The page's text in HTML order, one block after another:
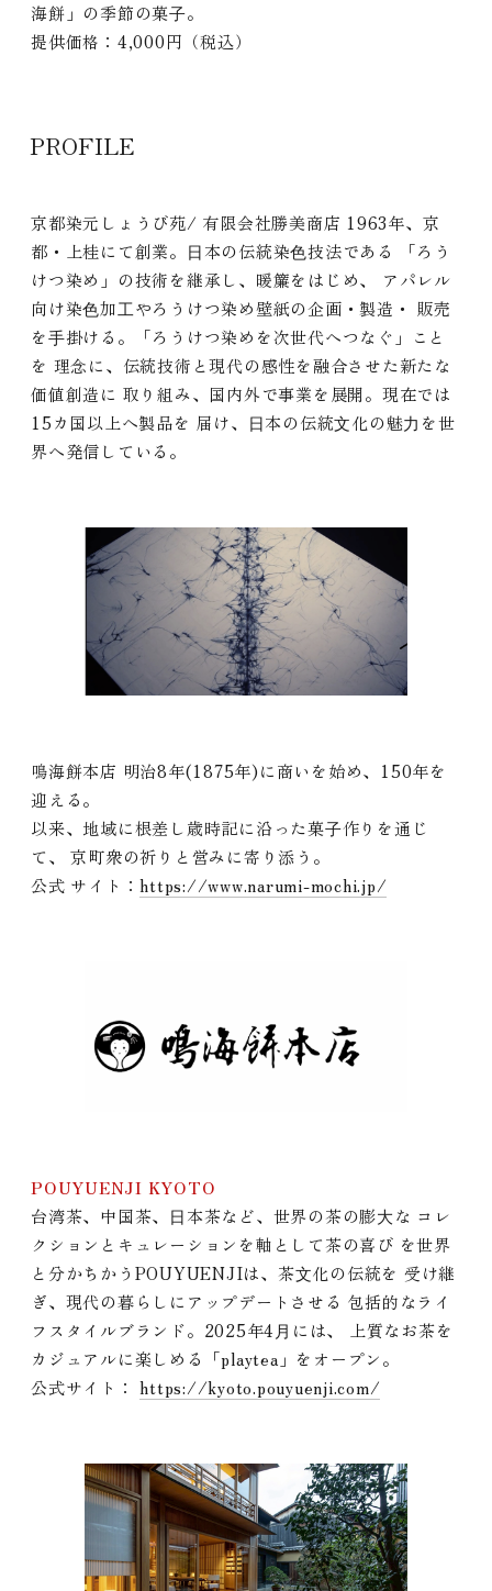
海餅」の季節の菓⼦。
提供価格：4,000円（税込）
PROFILE
京都染元しょうび苑/ 有限会社勝美商店 1963年、京
都・上桂にて創業。⽇本の伝統染⾊技法である 「ろう
けつ染め」の技術を継承し、暖簾をはじめ、 アパレル
向け染⾊加⼯やろうけつ染め壁紙の企画・製造・ 販売
を⼿掛ける。「ろうけつ染めを次世代へつなぐ」こと
を 理念に、伝統技術と現代の感性を融合させた新たな
価値創造に 取り組み、国内外で事業を展開。現在では
15カ国以上へ製品を 届け、⽇本の伝統⽂化の魅⼒を世
界へ発信している。
鳴海餅本店 明治8年(1875年)に商いを始め、150年を
迎える。
以来、地域に根差し歳時記に沿った菓⼦作りを通じ
て、 京町衆の祈りと営みに寄り添う。
公式 サイト：https://www.narumi-mochi.jp/
POUYUENJI KYOTO
台湾茶、中国茶、⽇本茶など、世界の茶の膨⼤な コレ
クションとキュレーションを軸として茶の喜び を世界
と分かちかうPOUYUENJIは、茶⽂化の伝統を 受け継
ぎ、現代の暮らしにアップデートさせる 包括的なライ
フスタイルブランド。2025年4⽉には、 上質なお茶を
カジュアルに楽しめる「playtea」をオープン。
公式サイト：https://kyoto.pouyuenji.com/